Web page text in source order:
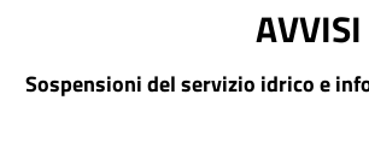
AVVISI
Sospensioni del servizio idrico e